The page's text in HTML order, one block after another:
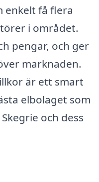
enkelt få flera
i området.
pengar, och ger
marknaden.
är ett smart
elbolaget som
och dess